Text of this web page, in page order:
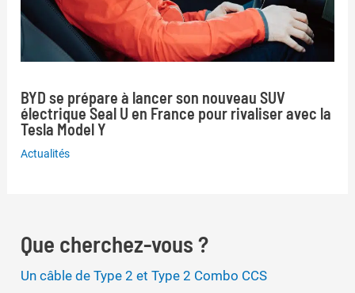
BYD se prépare à lancer son nouveau SUV
électrique Seal U en France pour rivaliser avec la
Tesla Model Y
Actualités
Que cherchez-vous ?
Un câble de Type 2 et Type 2 Combo CCS